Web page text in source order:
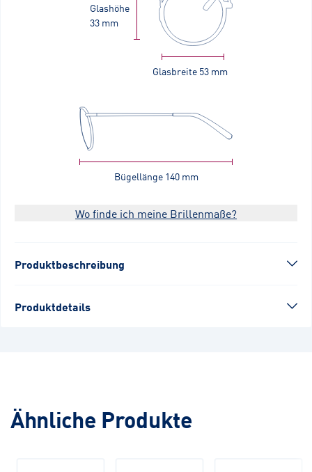
Glasbreite 53 mm
Glashöhe
33 mm
Bügellänge 140 mm
Wo finde ich meine Brillenmaße?
Produktbeschreibung
Produktdetails
Ähnliche Produkte